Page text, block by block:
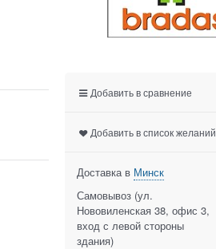
Добавить в сравнение
Добавить в список желаний
Доставка в Минск
Самовывоз (ул.
Нововиленская 38, офис 3,
вход с левой стороны
здания)